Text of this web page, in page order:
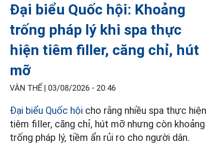
Đại biểu Quốc hội: Khoảng
trống pháp lý khi spa thực
hiện tiêm filler, căng chỉ, hút
mỡ
VÂN THẾ | 03/08/2026 - 20:46
Đại biểu Quốc hội cho rằng nhiều spa thực hiện
tiêm filler, căng chỉ, hút mỡ nhưng còn khoảng
trống pháp lý, tiềm ẩn rủi ro cho người dân.